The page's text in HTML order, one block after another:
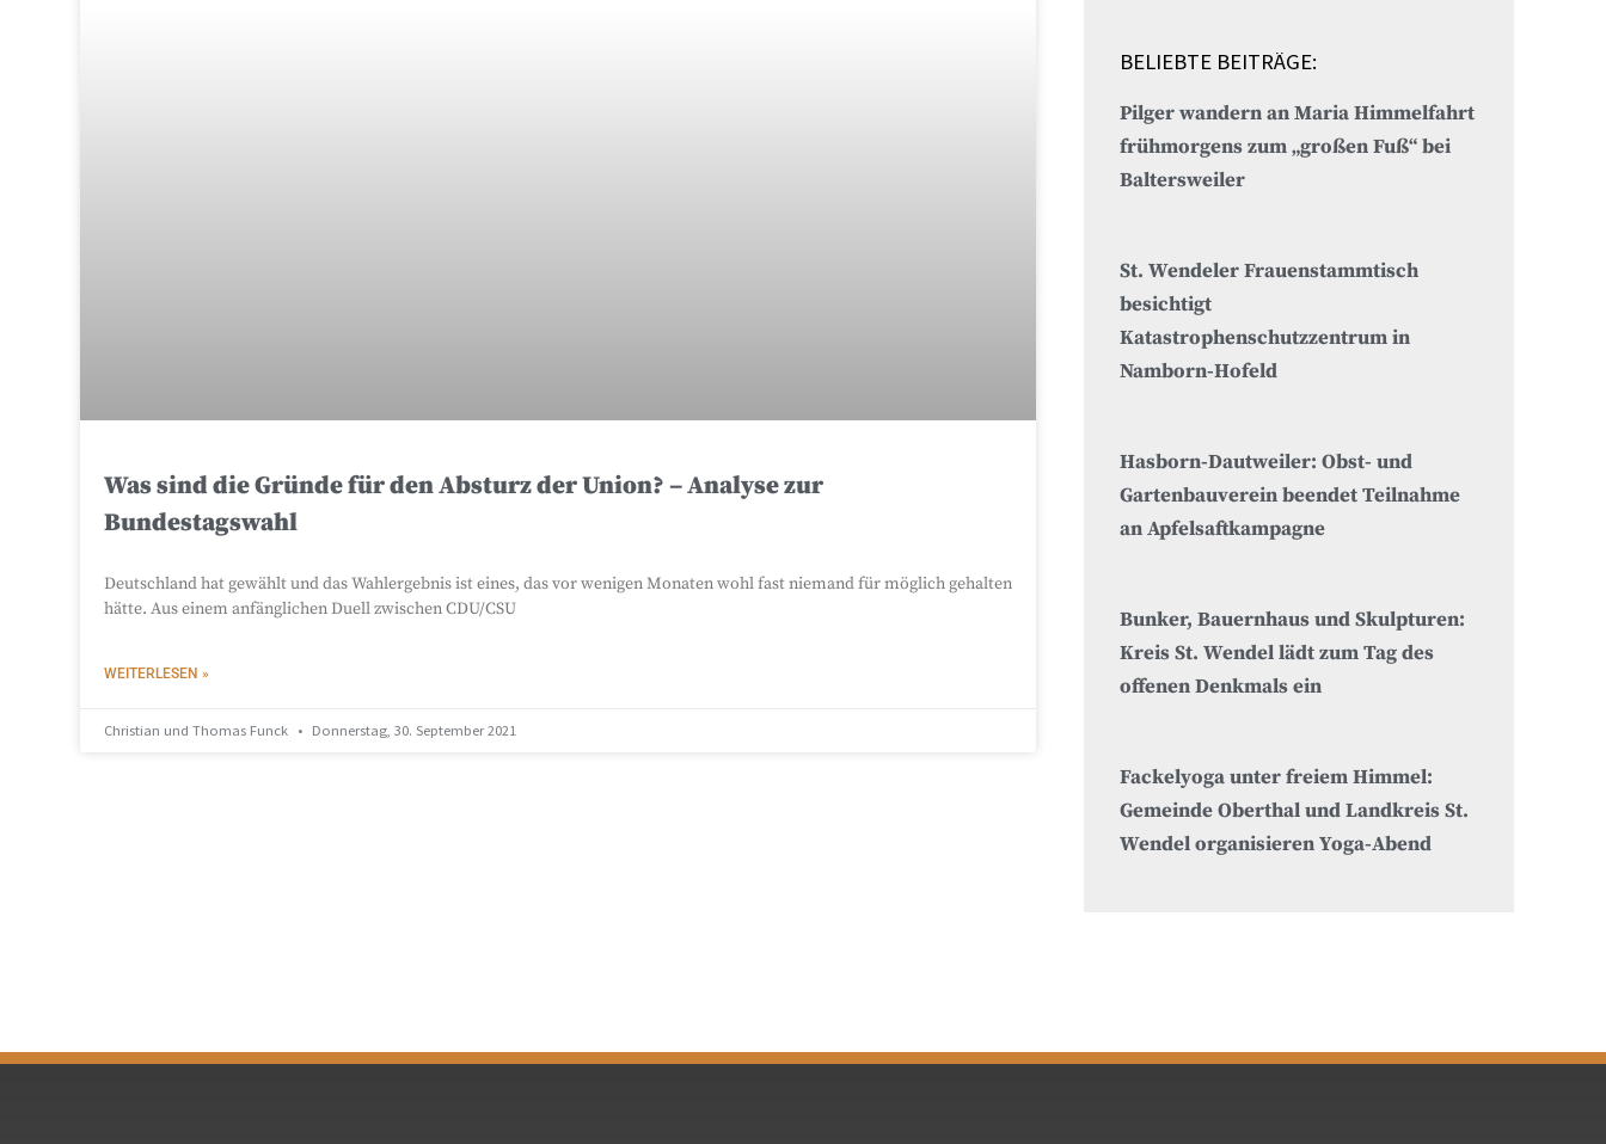
Was sind die Gründe für den Absturz der Union? – Analyse zur
Bundestagswahl
Deutschland hat gewählt und das Wahlergebnis ist eines, das vor wenigen Monaten wohl fast niemand für möglich gehalten
hätte. Aus einem anfänglichen Duell zwischen CDU/CSU
WEITERLESEN »
Christian und Thomas Funck Donnerstag, 30. September 2021
BELIEBTE BEITRÄGE:
Pilger wandern an Maria Himmelfahrt
frühmorgens zum „großen Fuß“ bei
Baltersweiler
St. Wendeler Frauenstammtisch
besichtigt
Katastrophenschutzzentrum in
Namborn-Hofeld
Hasborn-Dautweiler: Obst- und
Gartenbauverein beendet Teilnahme
an Apfelsaftkampagne
Bunker, Bauernhaus und Skulpturen:
Kreis St. Wendel lädt zum Tag des
offenen Denkmals ein
Fackelyoga unter freiem Himmel:
Gemeinde Oberthal und Landkreis St.
Wendel organisieren Yoga-Abend